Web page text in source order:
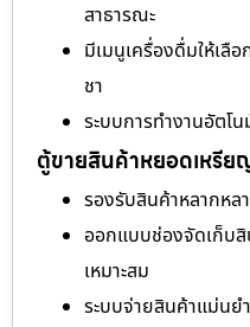
สาธารณะ
มีเมนูเครื่องดื่มให้เลื
ชา
ระบบการทำงานอัตโ
ตู้ขายสินค้าหยอดเหรีย
รองรับสินค้าหลากหล
ออกแบบช่องจัดเก็บสิ
เหมาะสม
ระบบจ่ายสินค้าแม่นย